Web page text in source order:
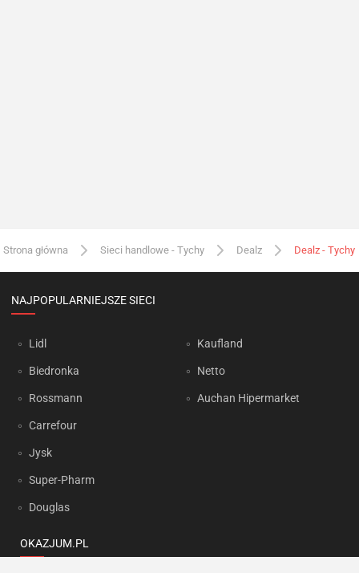
Strona główna Sieci handlowe - Tychy Dealz Dealz - Tychy
NAJPOPULARNIEJSZE SIECI
Lidl
Biedronka
Rossmann
Carrefour
Jysk
Super-Pharm
Douglas
Kaufland
Netto
Auchan Hipermarket
OKAZJUM.PL